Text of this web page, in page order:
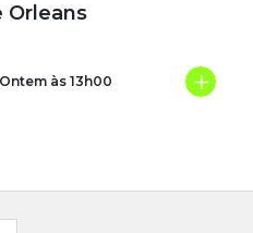
Orleans
Ontem às 13h00 +